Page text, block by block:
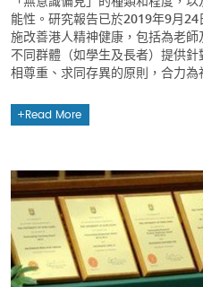
能性。研究報告已於2019年9月
施改善港人精神健康，包括為老
不同群體（如學生及長者）提供
相尊重、求同存異的原則，合力為
Read More